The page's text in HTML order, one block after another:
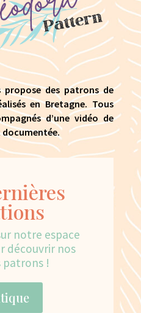
des patrons de
en Bretagne. Tous
d’une vidéo de
notre espace
découvrir nos
patrons !